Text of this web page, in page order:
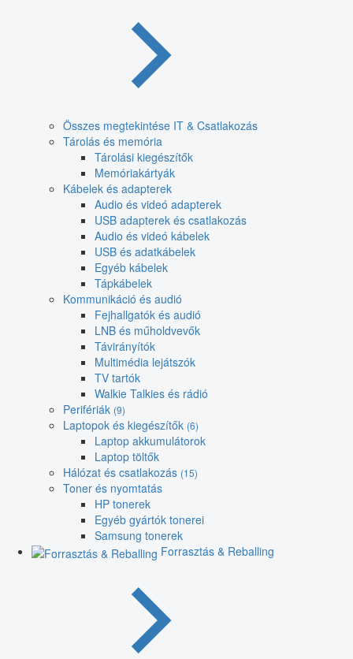
Összes megtekintése IT & Csatlakozás
Tárolás és memória
Tárolási kiegészítők
Memóriakártyák
Kábelek és adapterek
Audio és videó adapterek
USB adapterek és csatlakozás
Audio és videó kábelek
USB és adatkábelek
Egyéb kábelek
Tápkábelek
Kommunikáció és audió
Fejhallgatók és audió
LNB és műholdvevők
Távirányítók
Multimédia lejátszók
TV tartók
Walkie Talkies és rádió
Perifériák (9)
Laptopok és kiegészítők (6)
Laptop akkumulátorok
Laptop töltők
Hálózat és csatlakozás (15)
Toner és nyomtatás
HP tonerek
Egyéb gyártók tonerei
Samsung tonerek
Forrasztás & Reballing